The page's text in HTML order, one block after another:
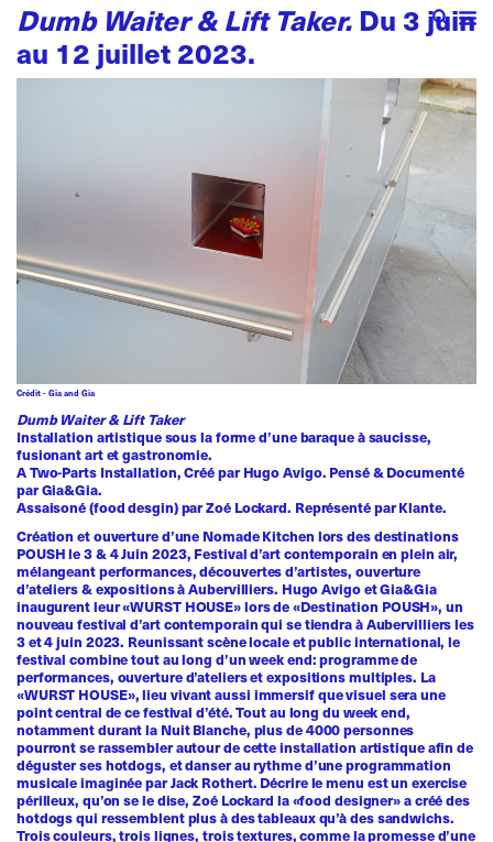
Dumb Waiter & Lift Taker. Du 3 juin
au 12 juillet 2023.
Crédit - Gia and Gia
Dumb Waiter & Lift Taker
Installation artistique sous la forme d’une baraque à saucisse,
fusionant art et gastronomie.
A Two-Parts Installation, Créé parHugo Avigo. Pensé & Documenté
par Gia&Gia.
Assaisoné (food desgin) par Zoé Lockard. Représenté parKlante.
Création et ouverture d’une Nomade Kitchen lors des destinations
POUSH le 3 & 4 Juin 2023, Festival d’art contemporain en plein air,
mélangeant performances, découvertes d’artistes, ouverture
d’ateliers & expositions à Aubervilliers. Hugo Avigo et Gia&Gia
inaugurent leur «WURST HOUSE» lors de «Destination POUSH», un
nouveau festival d’art contemporain qui se tiendra à Aubervilliers les
3 et 4 juin 2023. Reunissant scène locale et public international, le
festival combine tout au long d’un week end: programme de
performances, ouverture d’ateliers et expositions multiples. La
«WURST HOUSE», lieu vivant aussi immersif que visuel sera une
point central de ce festival d’été. Tout au long du week end,
notamment durant la Nuit Blanche, plus de 4000 personnes
pourront se rassembler autour de cette installation artistique afin de
déguster ses hotdogs, et danser au rythme d’une programmation
musicale imaginée par Jack Rothert. Décrire le menu est un exercise
périlleux, qu’on se le dise, Zoé Lockard la «food designer» a créé des
hotdogs qui ressemblent plus à des tableaux qu’à des sandwichs.
Trois couleurs, trois lignes, trois textures, comme la promesse d’une